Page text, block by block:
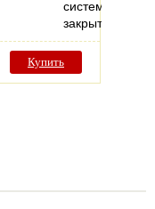
системы
закрытого…
Купить